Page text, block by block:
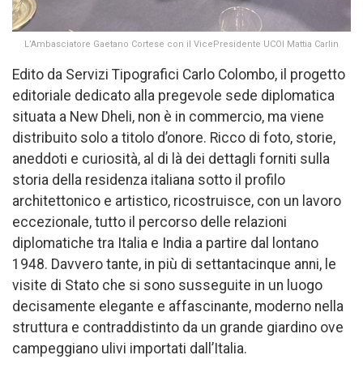
L’Ambasciatore Gaetano Cortese con il VicePresidente UCOI Mattia Carlin
Edito da Servizi Tipografici Carlo Colombo, il progetto
editoriale dedicato alla pregevole sede diplomatica
situata a New Dheli, non è in commercio, ma viene
distribuito solo a titolo d’onore. Ricco di foto, storie,
aneddoti e curiosità, al di là dei dettagli forniti sulla
storia della residenza italiana sotto il profilo
architettonico e artistico, ricostruisce, con un lavoro
eccezionale, tutto il percorso delle relazioni
diplomatiche tra Italia e India a partire dal lontano
1948. Davvero tante, in più di settantacinque anni, le
visite di Stato che si sono susseguite in un luogo
decisamente elegante e affascinante, moderno nella
struttura e contraddistinto da un grande giardino ove
campeggiano ulivi importati dall’Italia.